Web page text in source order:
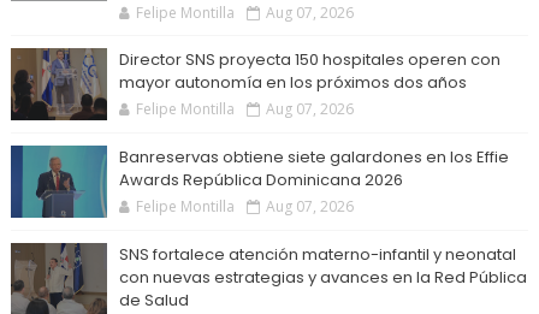
Felipe Montilla Aug 07, 2026
Director SNS proyecta 150 hospitales operen con
mayor autonomía en los próximos dos años
Felipe Montilla Aug 07, 2026
Banreservas obtiene siete galardones en los Effie
Awards República Dominicana 2026
Felipe Montilla Aug 07, 2026
SNS fortalece atención materno-infantil y neonatal
con nuevas estrategias y avances en la Red Pública
de Salud